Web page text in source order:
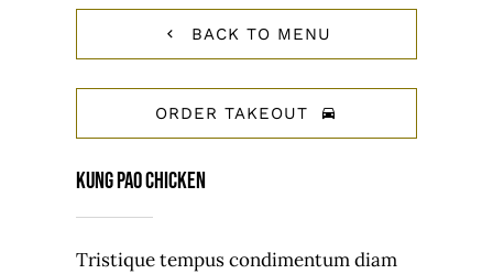
BACK TO MENU
ORDER TAKEOUT
Kung Pao Chicken
Tristique tempus condimentum diam